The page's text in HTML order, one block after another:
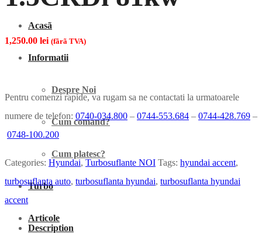
Acasã
Informatii
Despre Noi
Cum comand?
Cum platesc?
Turbo
Articole
1,250.00 lei (fãrã TVA)
Pentru comenzi rapide, va rugam sa ne contactati la urmatoarele
numere de telefon: 0740-034.800 – 0744-553.684 – 0744-428.769 –
0748-100.200
Categories: Hyundai, Turbosuflante NOI Tags: hyundai accent,
turbosuflanta auto, turbosuflanta hyundai, turbosuflanta hyundai
accent
Description